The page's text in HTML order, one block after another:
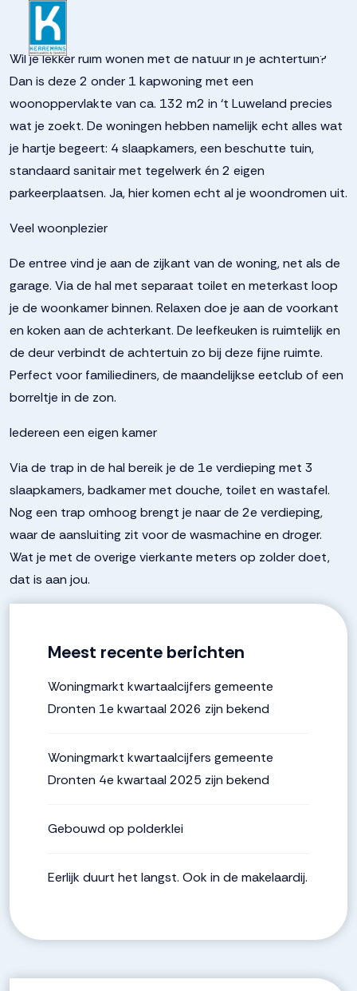
Wil je lekker ruim wonen met de natuur in je achtertuin?
Dan is deze 2 onder 1 kapwoning met een
woonoppervlakte van ca. 132 m2 in ‘t Luweland precies
wat je zoekt. De woningen hebben namelijk echt alles wat
je hartje begeert: 4 slaapkamers, een beschutte tuin,
standaard sanitair met tegelwerk én 2 eigen
parkeerplaatsen. Ja, hier komen echt al je woondromen uit.
Veel woonplezier
De entree vind je aan de zijkant van de woning, net als de
garage. Via de hal met separaat toilet en meterkast loop
je de woonkamer binnen. Relaxen doe je aan de voorkant
en koken aan de achterkant. De leefkeuken is ruimtelijk en
de deur verbindt de achtertuin zo bij deze fijne ruimte.
Perfect voor familiediners, de maandelijkse eetclub of een
borreltje in de zon.
Iedereen een eigen kamer
Via de trap in de hal bereik je de 1e verdieping met 3
slaapkamers, badkamer met douche, toilet en wastafel.
Nog een trap omhoog brengt je naar de 2e verdieping,
waar de aansluiting zit voor de wasmachine en droger.
Wat je met de overige vierkante meters op zolder doet,
dat is aan jou.
Meest recente berichten
Woningmarkt kwartaalcijfers gemeente
Dronten 1e kwartaal 2026 zijn bekend
Woningmarkt kwartaalcijfers gemeente
Dronten 4e kwartaal 2025 zijn bekend
Gebouwd op polderklei
Eerlijk duurt het langst. Ook in de makelaardij.